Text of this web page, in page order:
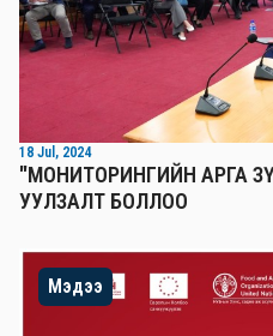
18 Jul, 2024
"МОНИТОРИНГИЙН АРГА
УУЛЗАЛТ БОЛЛОО
Мэдээ